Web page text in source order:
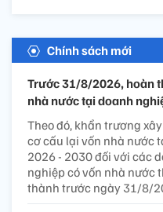
Chính sách mới
Trước 31/8/2026, hoàn
nhà nước tại doanh
Theo đó, khẩn trương
cơ cấu lại vốn nhà nước
2026 - 2030 đối với các
nghiệp có vốn nhà nước
thành trước ngày 31/8/